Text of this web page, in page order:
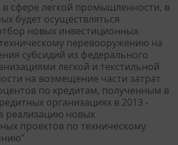
сфере легкой промышленности, в
будет осуществляться
новых инвестиционных
перевооружению на
субсидий из федерального
легкой и текстильной
на возмещение части затрат
по кредитам, полученным в
организациях в 2013 -
реализацию новых
проектов по техническому